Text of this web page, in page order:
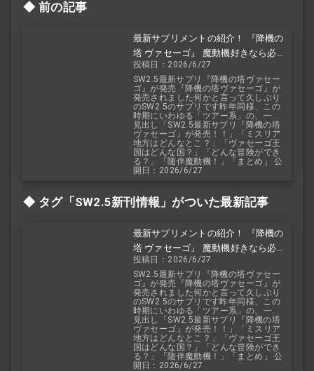
前の記事
最新サプリメントの紹介！ 『降機の
塔 ヴァセーゴ』 魔動機好きなら必
見！ 随伴魔動機と旅に出よう！
投稿日：2026/6/27
SW2.5最新サプリ『降機の塔ヴァセー
ゴ』が発売『降機の塔ヴァセーゴ』が
発売されました何かと言って久しぶり
のSW2.5のサプリです昨年同様、この
時期にいわゆる「ツアー系」の、一...
見出し「SW2.5最新サプリ『降機の塔
ヴァセーゴ』が発売！！」「ミスリア
地方はどんなとこ？」「ヴァセーゴ王
国はどんな国？」「どんな冒険ができ
る？」「随伴魔動機！」「まとめ」 公
開日：2026/6/27
タグ「SW2.5新刊情報」がついた最新記事
最新サプリメントの紹介！ 『降機の
塔 ヴァセーゴ』 魔動機好きなら必
見！ 随伴魔動機と旅に出よう！
投稿日：2026/6/27
SW2.5最新サプリ『降機の塔ヴァセー
ゴ』が発売『降機の塔ヴァセーゴ』が
発売されました何かと言って久しぶり
のSW2.5のサプリです昨年同様、この
時期にいわゆる「ツアー系」の、一...
見出し「SW2.5最新サプリ『降機の塔
ヴァセーゴ』が発売！！」「ミスリア
地方はどんなとこ？」「ヴァセーゴ王
国はどんな国？」「どんな冒険ができ
る？」「随伴魔動機！」「まとめ」 公
開日：2026/6/27